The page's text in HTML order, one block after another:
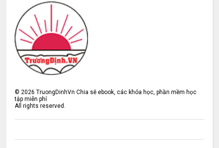
© 2026 TruongDinhVn Chia sẽ ebook, các khóa học, phần mềm học
tập miễn phí
All rights reserved.